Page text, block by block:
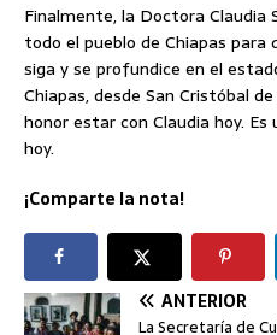
Finalmente, la Doctora Claudia
todo el pueblo de Chiapas
siga y se profundice en el
Chiapas, desde San Cristóbal
honor estar con Claudia hoy.
hoy.
¡Comparte la nota!
ANTERIOR
La Secretaría de